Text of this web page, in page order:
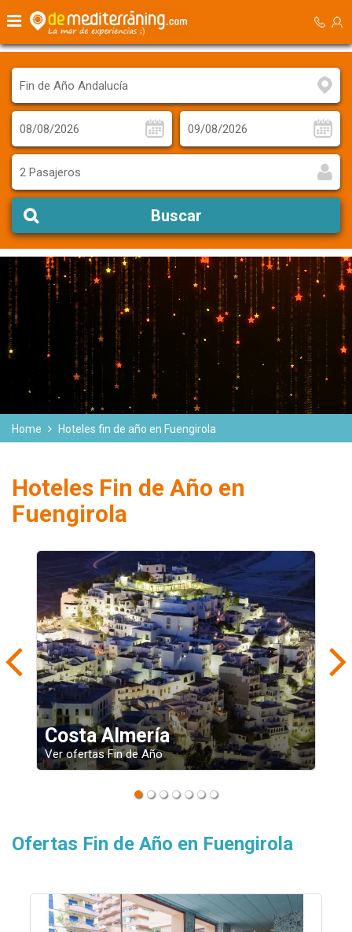
2 Pasajeros
Buscar
Home Hoteles fin de año en Fuengirola
Hoteles Fin de Año en
Fuengirola
Costa Almería
Ver ofertas Fin de Año
Ofertas Fin de Año en Fuengirola